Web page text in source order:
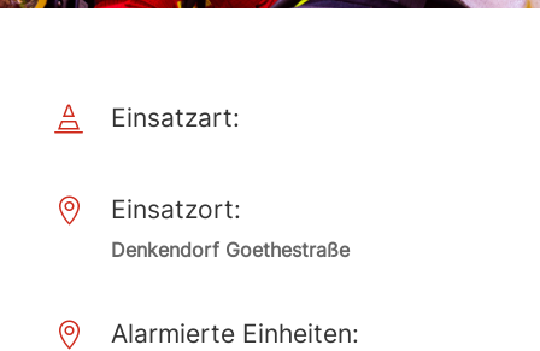
 Einsatzart:
 Einsatzort:
Denkendorf Goethestraße
 Alarmierte Einheiten: